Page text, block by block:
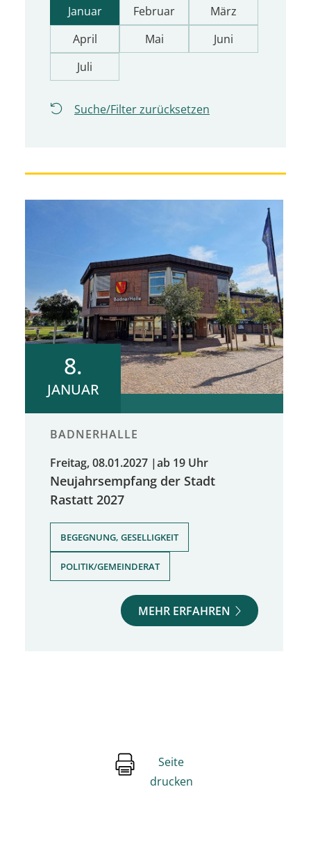
Januar Februar
März
April
Mai
Juni
Juli
Suche/Filter zurücksetzen
8.
JANUAR
BADNERHALLE
Freitag, 08.01.2027 |ab 19 Uhr
Neujahrsempfang der Stadt
Rastatt 2027
BEGEGNUNG, GESELLIGKEIT
POLITIK/GEMEINDERAT
MEHR ERFAHREN
Seite
drucken